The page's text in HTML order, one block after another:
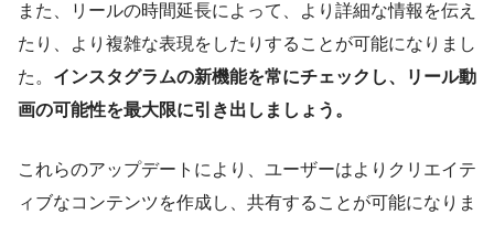
また、リールの時間延長によって、より詳細な情報を伝え
たり、より複雑な表現をしたりすることが可能になりまし
た。 インスタグラムの新機能を常にチェックし、リール動
画の可能性を最大限に引き出しましょう。
これらのアップデートにより、ユーザーはよりクリエイテ
ィブなコンテンツを作成し、共有することが可能になりま